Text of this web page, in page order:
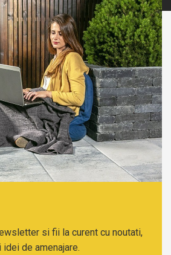
si fii la curent cu noutati,
de amenajare.